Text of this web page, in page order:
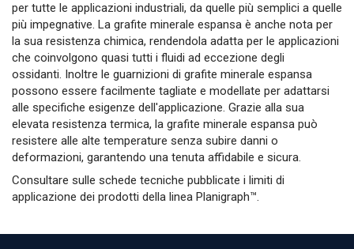
per tutte le applicazioni industriali, da quelle più semplici a quelle
più impegnative. La grafite minerale espansa è anche nota per
la sua resistenza chimica, rendendola adatta per le applicazioni
che coinvolgono quasi tutti i fluidi ad eccezione degli
ossidanti. Inoltre le guarnizioni di grafite minerale espansa
possono essere facilmente tagliate e modellate per adattarsi
alle specifiche esigenze dell'applicazione. Grazie alla sua
elevata resistenza termica, la grafite minerale espansa può
resistere alle alte temperature senza subire danni o
deformazioni, garantendo una tenuta affidabile e sicura.
Consultare sulle schede tecniche pubblicate i limiti di
applicazione dei prodotti della linea Planigraph™.